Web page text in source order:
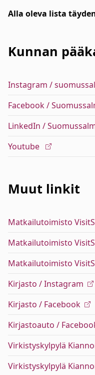
Alla oleva lista
Kunnan
Instagram /
Facebook /
LinkedIn /
Youtube
Muut linkit
Matkailutoimisto
Matkailutoimisto
Matkailutoimisto
Kirjasto / Instagram
Kirjasto / Facebook
Kirjastoauto /
Virkistyskylpylä
Virkistyskylpylä